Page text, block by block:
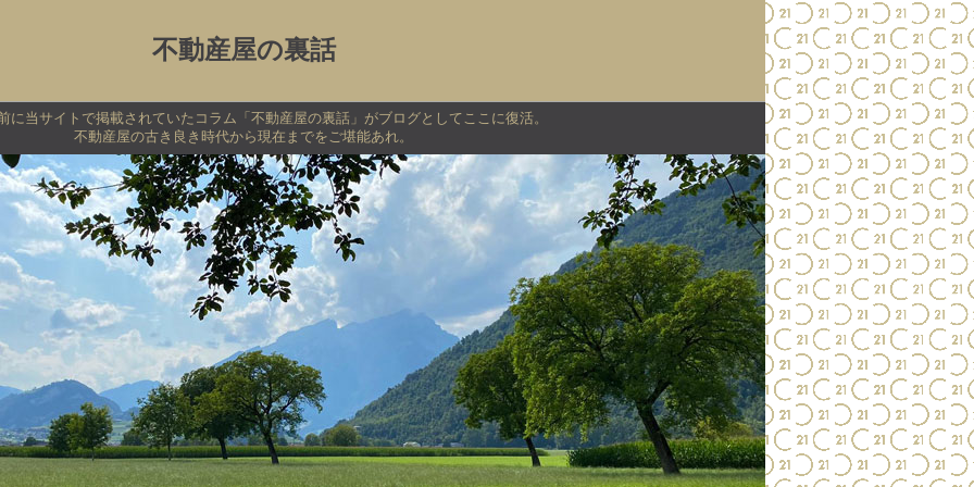
不動産屋の裏話
に当サイトで掲載されていたコラム「不動産屋の裏話」がブログとしてここに復活。
不動産屋の古き良き時代から現在までをご堪能あれ。